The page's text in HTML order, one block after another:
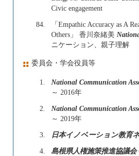
Civic engagement
84.
「Empathic Accuracy as A
Others」 香川奈緒美
ニケーション、親子理解
委員会・学会役員等
1.
National Communication
～ 2016年
2.
National Communication
～ 2019年
3.
日本イノベーション教育
4.
島根県人権施策推進協議会